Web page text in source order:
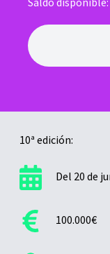
10ª edición:
Del 20 de
100.000€